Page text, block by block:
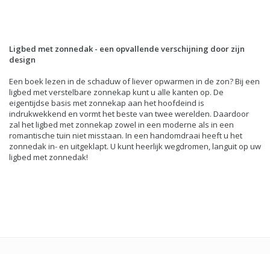
Ligbed met zonnedak - een opvallende verschijning door zijn
design
Een boek lezen in de schaduw of liever opwarmen in de zon? Bij een
ligbed met verstelbare zonnekap kunt u alle kanten op. De
eigentijdse basis met zonnekap aan het hoofdeind is
indrukwekkend en vormt het beste van twee werelden. Daardoor
zal het ligbed met zonnekap zowel in een moderne als in een
romantische tuin niet misstaan. In een handomdraai heeft u het
zonnedak in- en uitgeklapt. U kunt heerlijk wegdromen, languit op uw
ligbed met zonnedak!